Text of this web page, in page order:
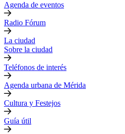
Agenda de eventos
Radio Fórum
La ciudad
Sobre la ciudad
Teléfonos de interés
Agenda urbana de Mérida
Cultura y Festejos
Guía útil